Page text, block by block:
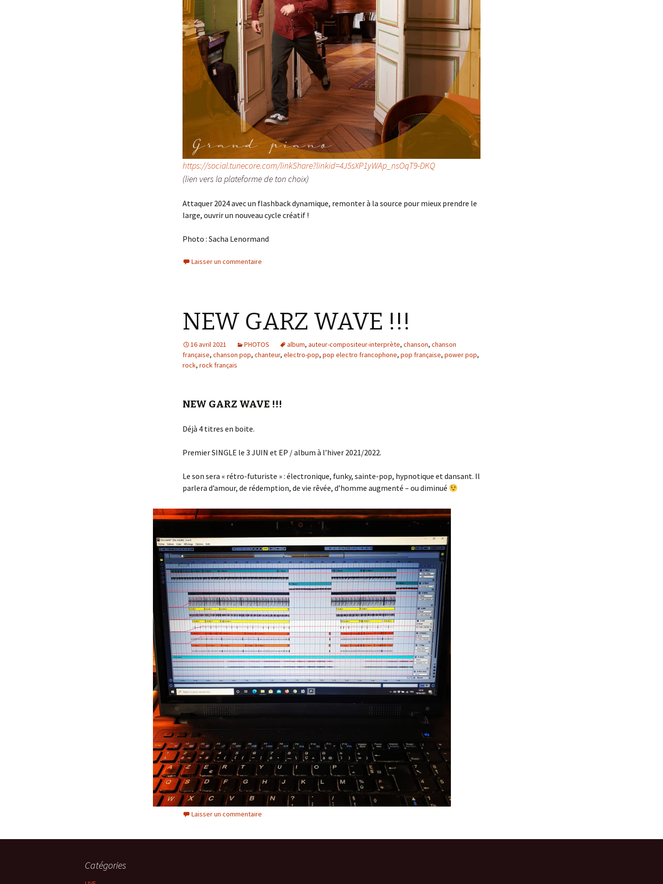
https://social.tunecore.com/linkShare?linkid=4J5sXP1yWAp_nsOqT9-DKQ
(lien vers la plateforme de ton choix)
Attaquer 2024 avec un flashback dynamique, remonter à la source pour mieux prendre le
large, ouvrir un nouveau cycle créatif !
Photo : Sacha Lenormand
Laisser un commentaire
NEW GARZ WAVE !!!
16 avril 2021 PHOTOS album, auteur-compositeur-interprète, chanson, chanson
française, chanson pop, chanteur, electro-pop, pop electro francophone, pop française, power pop,
rock, rock français
NEW GARZ WAVE !!!
Déjà 4 titres en boite.
Premier SINGLE le 3 JUIN et EP / album à l’hiver 2021/2022.
Le son sera « rétro-futuriste » : électronique, funky, sainte-pop, hypnotique et dansant. Il
parlera d’amour, de rédemption, de vie rêvée, d’homme augmenté – ou diminué
Laisser un commentaire
Catégories